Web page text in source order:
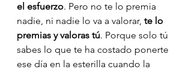
el esfuerzo. Pero no te lo premia
nadie, ni nadie lo va a valorar, te lo
premias y valoras tú. Porque solo tú
sabes lo que te ha costado ponerte
ese día en la esterilla cuando la